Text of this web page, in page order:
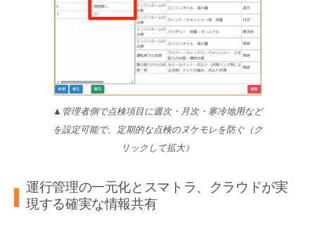
▲管理者側で点検項目に週次・月次・寒冷地用など
を設定可能で、定期的な点検のヌケモレを防ぐ（ク
リックして拡大）
運行管理の一元化とスマトラ、クラウドが実
現する確実な情報共有